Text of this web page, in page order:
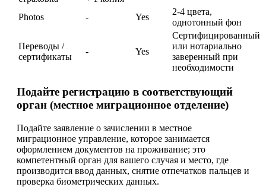
Photos
- Yes
2-4 цвета,
однотонный фон
Переводы /
сертификаты
- Yes
Сертифицированный
или нотариально
заверенный при
необходимости
Подайте регистрацию в соответствующий
орган (местное миграционное отделение)
Подайте заявление о зачислении в местное
миграционное управление, которое занимается
оформлением документов на проживание; это
компетентный орган для вашего случая и место, где
производится ввод данных, снятие отпечатков пальцев и
проверка биометрических данных.